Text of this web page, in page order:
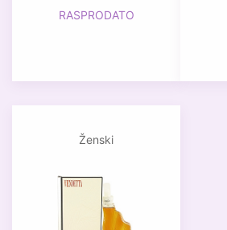
RASPRODATO
Ženski